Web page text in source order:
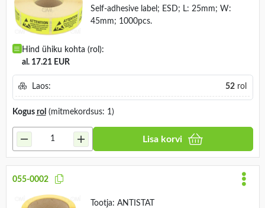
Self-adhesive label; ESD; L: 25mm; W:
45mm; 1000pcs.
Hind ühiku kohta (rol):
al. 17.21 EUR
Laos: 52rol
Kogus rol (mitmekordsus: 1)
Lisa korvi
055-0002
Tootja: ANTISTAT